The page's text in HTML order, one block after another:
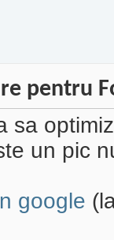
pentru
sa
un pic
google